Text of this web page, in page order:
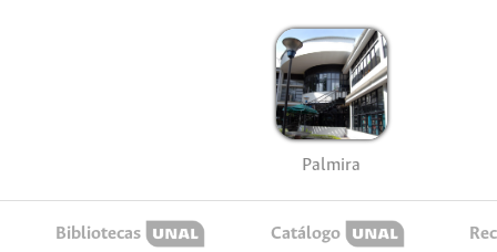
Palmira
Bibliotecas Catálogo